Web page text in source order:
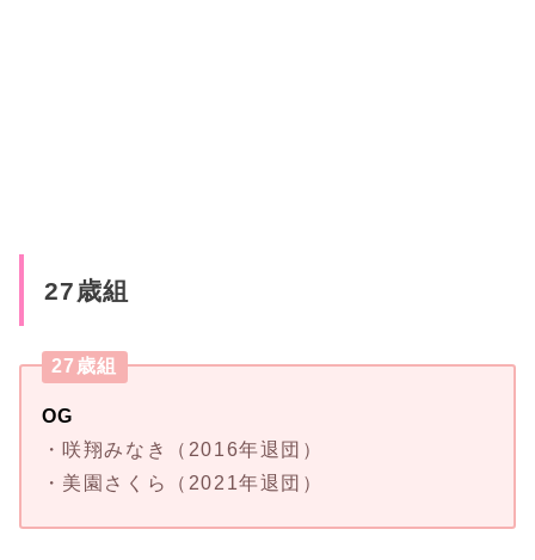
27歳組
27歳組
OG
・咲翔みなき（2016年退団）
・美園さくら（2021年退団）